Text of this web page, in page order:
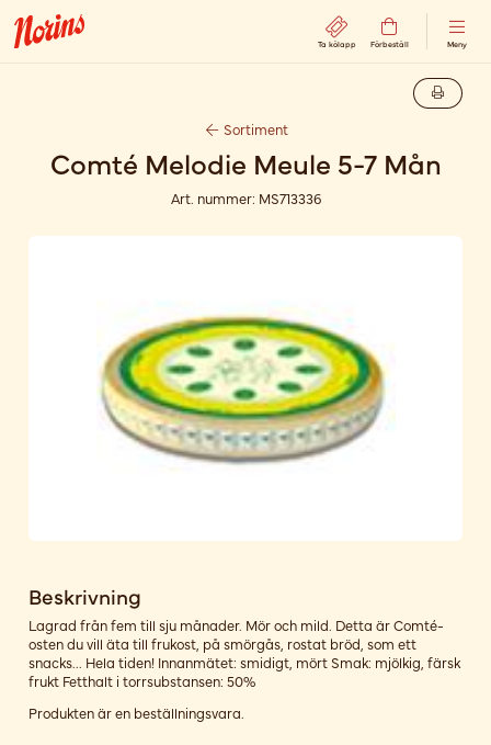
Ta kölapp Förbeställ Meny
Sortiment
Comté Melodie Meule 5-7 Mån
Art. nummer: MS713336
Beskrivning
Lagrad från fem till sju månader. Mör och mild. Detta är Comté-
osten du vill äta till frukost, på smörgås, rostat bröd, som ett
snacks... Hela tiden! Innanmätet: smidigt, mört Smak: mjölkig, färsk
frukt Fetthalt i torrsubstansen: 50%
Produkten är en beställningsvara.